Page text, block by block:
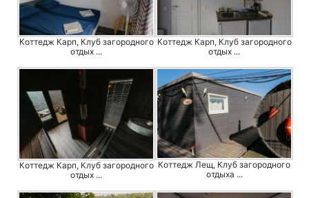
Коттедж Карп, Клуб загородного
отдых ...
Коттедж Карп, Клуб загородного
отдых ...
Коттедж Карп, Клуб загородного
отдых ...
Коттедж Лещ, Клуб загородного
отдыха ...